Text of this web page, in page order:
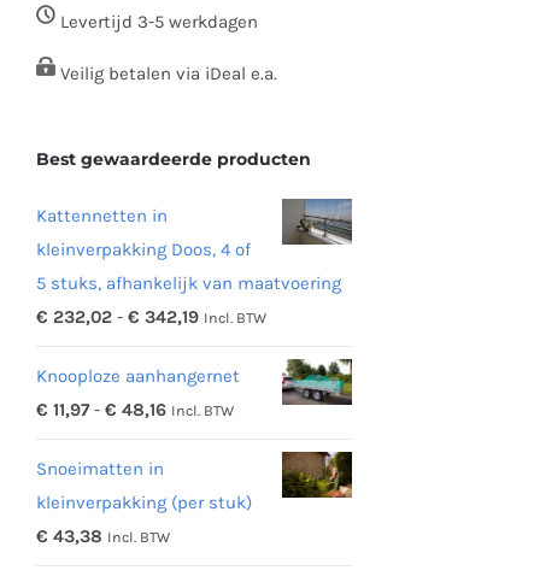
Levertijd 3-5 werkdagen
Veilig betalen via iDeal e.a.
Best gewaardeerde producten
Kattennetten in
kleinverpakking Doos, 4 of
5 stuks, afhankelijk van maatvoering
€ 232,02 - € 342,19Prijsklasse:
tot
€ 342,19
Incl. BTW
Knooploze aanhangernet
€ 11,97 - € 48,16Prijsklasse:
€ 48,16
Incl. BTW
Snoeimatten in
kleinverpakking (per stuk)
€ 43,38 Incl. BTW